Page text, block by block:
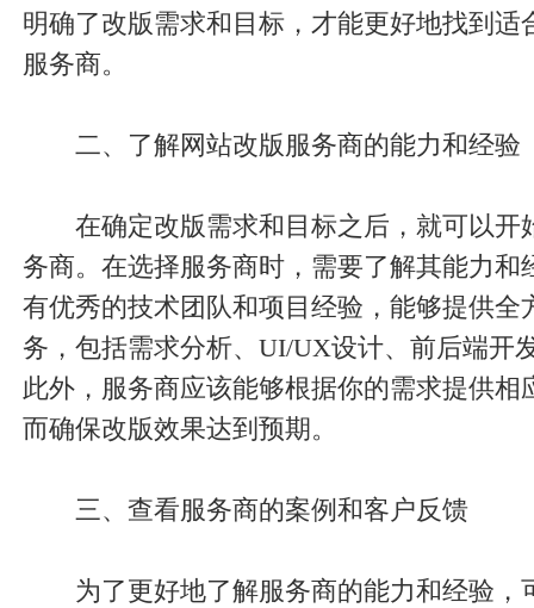
明确了改版需求和目标，才能更好地找到适
服务商。
二、了解网站改版服务商的能力和经验
在确定改版需求和目标之后，就可以开
务商。在选择服务商时，需要了解其能力和
有优秀的技术团队和项目经验，能够提供全
务，包括需求分析、UI/UX设计、前后端开
此外，服务商应该能够根据你的需求提供相
而确保改版效果达到预期。
三、查看服务商的案例和客户反馈
为了更好地了解服务商的能力和经验，